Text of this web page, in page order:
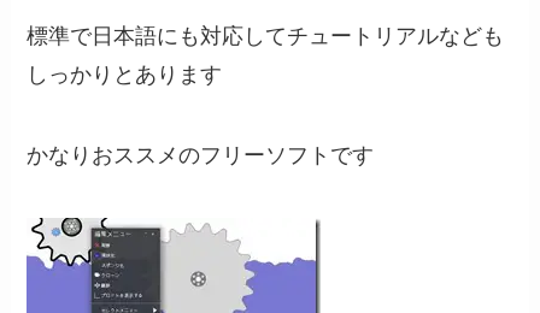
標準で日本語にも対応してチュートリアルなども
しっかりとあります
かなりおススメのフリーソフトです